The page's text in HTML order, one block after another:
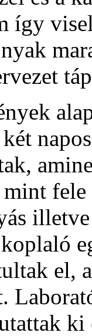
így
el,
ki